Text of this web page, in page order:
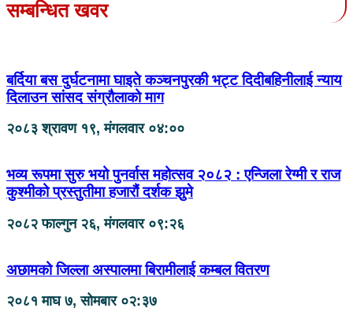
सम्बन्धित खवर
बर्दिया बस दुर्घटनामा घाइते कञ्चनपुरकी भट्ट दिदीबहिनीलाई न्याय
दिलाउन सांसद संग्रौलाको माग
२०८३ श्रावण १९, मंगलवार ०४:००
भव्य रूपमा सुरु भयो पुनर्वास महोत्सव २०८२ : एन्जिला रेग्मी र राज
कुश्मीको प्रस्तुतीमा हजारौं दर्शक झुमे
२०८२ फाल्गुन २६, मंगलवार ०९:२६
अछामको जिल्ला अस्पालमा बिरामीलाई कम्बल वितरण
२०८१ माघ ७, सोमबार ०२:३७